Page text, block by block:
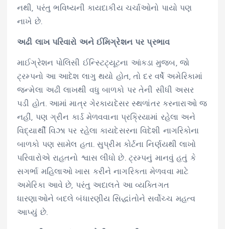
નથી, પરંતુ ભવિષ્યની કાયદાકીય ચર્ચાઓનો પાયો પણ
નાખે છે.
અઢી લાખ પરિવારો અને ઈમિગ્રેશન પર પ્રભાવ
માઈગ્રેશન પોલિસી ઈન્સ્ટિટ્યૂટના આંકડા મુજબ, જો
ટ્રમ્પનો આ આદેશ લાગુ થયો હોત, તો દર વર્ષે અમેરિકામાં
જન્મેલા અઢી લાખથી વધુ બાળકો પર તેની સીધી અસર
પડી હોત. આમાં માત્ર ગેરકાયદેસર સ્થળાંતર કરનારાઓ જ
નહીં, પણ ગ્રીન કાર્ડ મેળવવાના પ્રક્રિયામાં રહેલા અને
વિદ્યાર્થી વિઝા પર રહેલા કાયદેસરના વિદેશી નાગરિકોના
બાળકો પણ સામેલ હતા. સુપ્રીમ કોર્ટના નિર્ણયથી લાખો
પરિવારોએ રાહતનો શ્વાસ લીધો છે. ટ્રમ્પનું માનવું હતું કે
સગર્ભા મહિલાઓ ખાસ કરીને નાગરિકતા મેળવવા માટે
અમેરિકા આવે છે, પરંતુ અદાલતે આ વ્યક્તિગત
ધારણાઓને બદલે બંધારણીય સિદ્ધાંતોને સર્વોચ્ચ મહત્વ
આપ્યું છે.